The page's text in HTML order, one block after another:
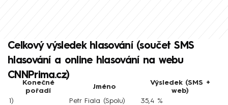
Celkový výsledek hlasování (součet SMS
hlasování a online hlasování na webu
CNNPrima.cz)
Konečné
pořadí
Jméno
Výsledek (SMS +
web)
1)
Petr Fiala (Spolu)
35,4 %